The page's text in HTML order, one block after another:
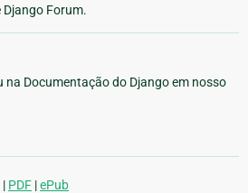
Forum.
na Documentação do Django em nosso
| PDF |ePub